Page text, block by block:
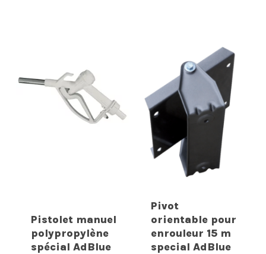
Pistolet manuel
polypropylène
spécial AdBlue
Pivot
orientable pour
enrouleur 15 m
special AdBlue